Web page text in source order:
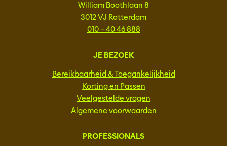
William Boothlaan 8
3012 VJ Rotterdam
010 – 40 46 888
JE BEZOEK
Bereikbaarheid & Toegankelijkheid
Korting en Passen
Veelgestelde vragen
Algemene voorwaarden
PROFESSIONALS